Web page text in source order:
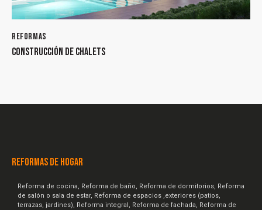
REFORMAS
CONSTRUCCIÓN DE CHALETS
REFORMAS DE HOGAR
Reforma de cocina, Reforma de baño, Reforma de dormitorios, Reforma
de salón o sala de estar, Reforma de espacios ,exteriores (patios,
terrazas, jardines), Reforma integral, Reforma de fachada, Reforma de